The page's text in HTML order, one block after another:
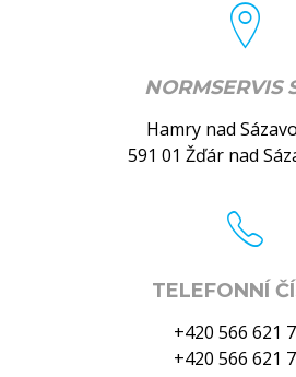
NORMSERVIS
Hamry nad
591 01 Žďár nad
TELEFONNÍ
+420 566 621
+420 566 621